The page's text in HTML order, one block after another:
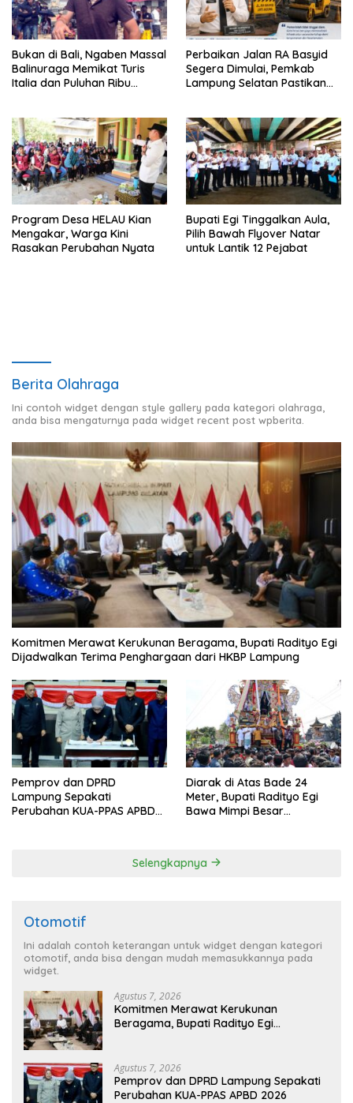
Bukan di Bali, Ngaben Massal
Balinuraga Memikat Turis
Italia dan Puluhan Ribu
Perbaikan Jalan RA Basyid
Segera Dimulai, Pemkab
Lampung Selatan Pastikan
Program Desa HELAU Kian
Mengakar, Warga Kini
Rasakan Perubahan Nyata
Bupati Egi Tinggalkan Aula,
Pilih Bawah Flyover Natar
untuk Lantik 12 Pejabat
Berita Olahraga
Ini contoh widget dengan style gallery pada kategori olahraga,
anda bisa mengaturnya pada widget recent post wpberita.
Komitmen Merawat Kerukunan Beragama, Bupati Radityo Egi
Dijadwalkan Terima Penghargaan dari HKBP Lampung
Pemprov dan DPRD
Lampung Sepakati
Perubahan KUA-PPAS APBD
Diarak di Atas Bade 24
Meter, Bupati Radityo Egi
Bawa Mimpi Besar
Selengkapnya
Otomotif
Ini adalah contoh keterangan untuk widget dengan kategori
otomotif, anda bisa dengan mudah memasukkannya pada
widget.
Agustus 7, 2026
Komitmen Merawat Kerukunan
Beragama, Bupati Radityo Egi
Agustus 7, 2026
Pemprov dan DPRD Lampung Sepakati
Perubahan KUA-PPAS APBD 2026